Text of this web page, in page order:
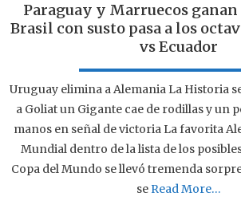
Paraguay y Marruecos
Brasil con susto pasa a los
vs Ecuador
Uruguay elimina a Alemania La Historia
a Goliat un Gigante cae de rodillas y un
manos en señal de victoria La favorita
Mundial dentro de la lista de los
Copa del Mundo se llevó tremenda
se Read More…